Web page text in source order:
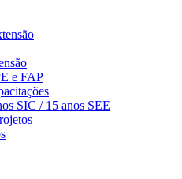
e FAP
SIC / 15 anos SEE